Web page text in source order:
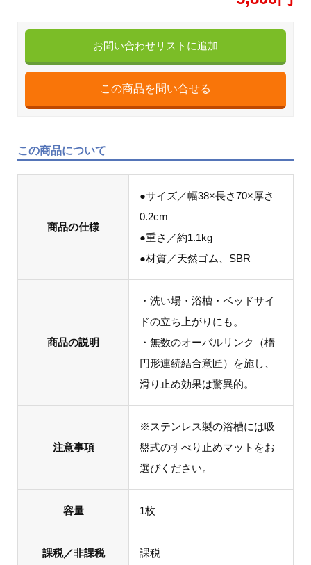
お問い合わせリストに追加
この商品について
商品の仕様
●サイズ／幅38×長さ70×厚さ
0.2cm
●重さ／約1.1kg
●材質／天然ゴム、SBR
商品の説明
・洗い場・浴槽・ベッドサイ
ドの立ち上がりにも。
・無数のオーバルリンク（楕
円形連続結合意匠）を施し、
滑り止め効果は驚異的。
注意事項
※ステンレス製の浴槽には吸
盤式のすべり止めマットをお
選びください。
容量 1枚
課税／非課税 課税